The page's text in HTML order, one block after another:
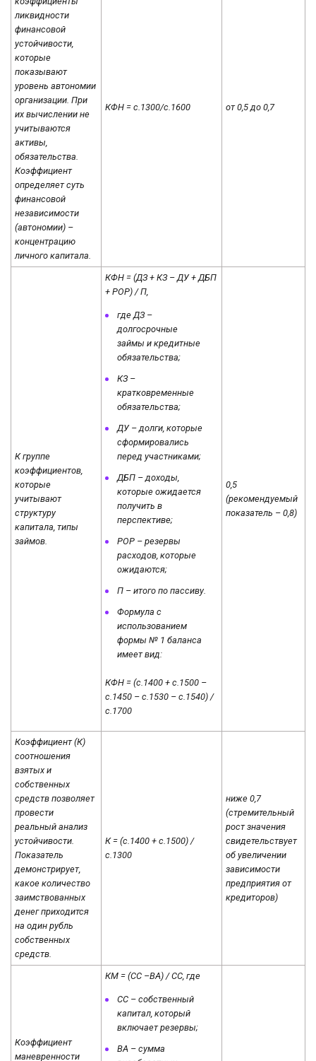
ликвидности
финансовой
устойчивости,
которые
показывают
уровень автономии
организации. При
их вычислении не
учитываются
активы,
обязательства.
Коэффициент
определяет суть
финансовой
независимости
(автономии) –
концентрацию
личного капитала.
КФН = с.1300/с.1600 от 0,5 до 0,7
К группе
коэффициентов,
которые
учитывают
структуру
капитала, типы
займов.
КФН = (ДЗ + КЗ – ДУ + ДБП
+ РОР) / П,
где ДЗ –
долгосрочные
займы и кредитные
обязательства;
КЗ –
кратковременные
обязательства;
ДУ – долги, которые
сформировались
перед участниками;
ДБП – доходы,
которые ожидается
получить в
перспективе;
РОР – резервы
расходов, которые
ожидаются;
П – итого по пассиву.
Формула с
использованием
формы № 1 баланса
имеет вид:
КФН = (с.1400 + с.1500 –
с.1450 – с.1530 – с.1540) /
с.1700
0,5
(рекомендуемый
показатель – 0,8)
Коэффициент (К)
соотношения
взятых и
собственных
средств позволяет
провести
реальный анализ
устойчивости.
Показатель
демонстрирует,
какое количество
заимствованных
денег приходится
на один рубль
собственных
средств.
К = (с.1400 + с.1500) /
с.1300
ниже 0,7
(стремительный
рост значения
свидетельствует
об увеличении
зависимости
предприятия от
кредиторов)
Коэффициент
маневренности
КМ = (СС –ВА) / СС, где
СС – собственный
капитал, который
включает резервы;
ВА – сумма